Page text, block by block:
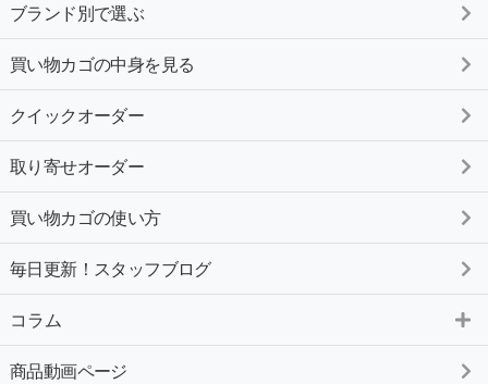
ブランド別で選ぶ
買い物カゴの中身を見る
クイックオーダー
取り寄せオーダー
買い物カゴの使い方
毎日更新！スタッフブログ
コラム
商品動画ページ